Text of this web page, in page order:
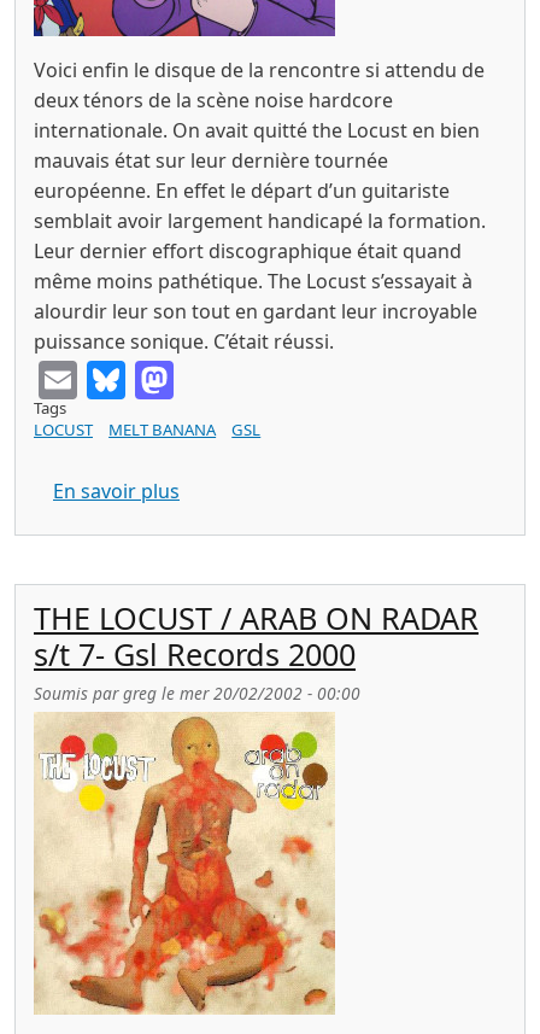
Voici enfin le disque de la rencontre si attendu de
deux ténors de la scène noise hardcore
internationale. On avait quitté the Locust en bien
mauvais état sur leur dernière tournée
européenne. En effet le départ d’un guitariste
semblait avoir largement handicapé la formation.
Leur dernier effort discographique était quand
même moins pathétique. The Locust s’essayait à
alourdir leur son tout en gardant leur incroyable
puissance sonique. C’était réussi.
EmailBluesky
Tags
LOCUST
MELT BANANA GSL
En savoir plus
THE LOCUST / ARAB ON RADAR
s/t 7- Gsl Records 2000
Soumis pargreg le mer 20/02/2002 - 00:00